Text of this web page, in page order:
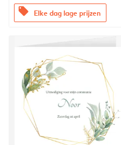
offers Elke dag lage prijzen